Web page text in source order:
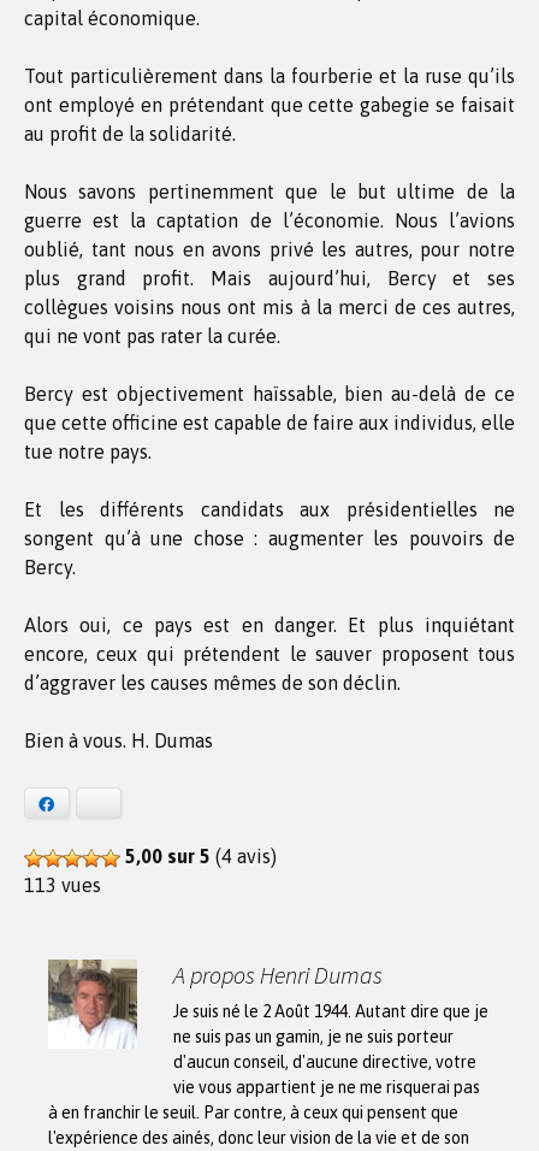
capital économique.
Tout particulièrement dans la fourberie et la ruse qu’ils
ont employé en prétendant que cette gabegie se faisait
au profit de la solidarité.
Nous savons pertinemment que le but ultime de la
guerre est la captation de l’économie. Nous l’avions
oublié, tant nous en avons privé les autres, pour notre
plus grand profit. Mais aujourd’hui, Bercy et ses
collègues voisins nous ont mis à la merci de ces autres,
qui ne vont pas rater la curée.
Bercy est objectivement haïssable, bien au-delà de ce
que cette officine est capable de faire aux individus, elle
tue notre pays.
Et les différents candidats aux présidentielles ne
songent qu’à une chose : augmenter les pouvoirs de
Bercy.
Alors oui, ce pays est en danger. Et plus inquiétant
encore, ceux qui prétendent le sauver proposent tous
d’aggraver les causes mêmes de son déclin.
Bien à vous. H. Dumas
5,00 sur 5 (4 avis)
113 vues
A propos Henri Dumas
Je suis né le 2 Août 1944. Autant dire que je
ne suis pas un gamin, je ne suis porteur
d'aucun conseil, d'aucune directive, votre
vie vous appartient je ne me risquerai pas
à en franchir le seuil. Par contre, à ceux qui pensent que
l'expérience des ainés, donc leur vision de la vie et de son